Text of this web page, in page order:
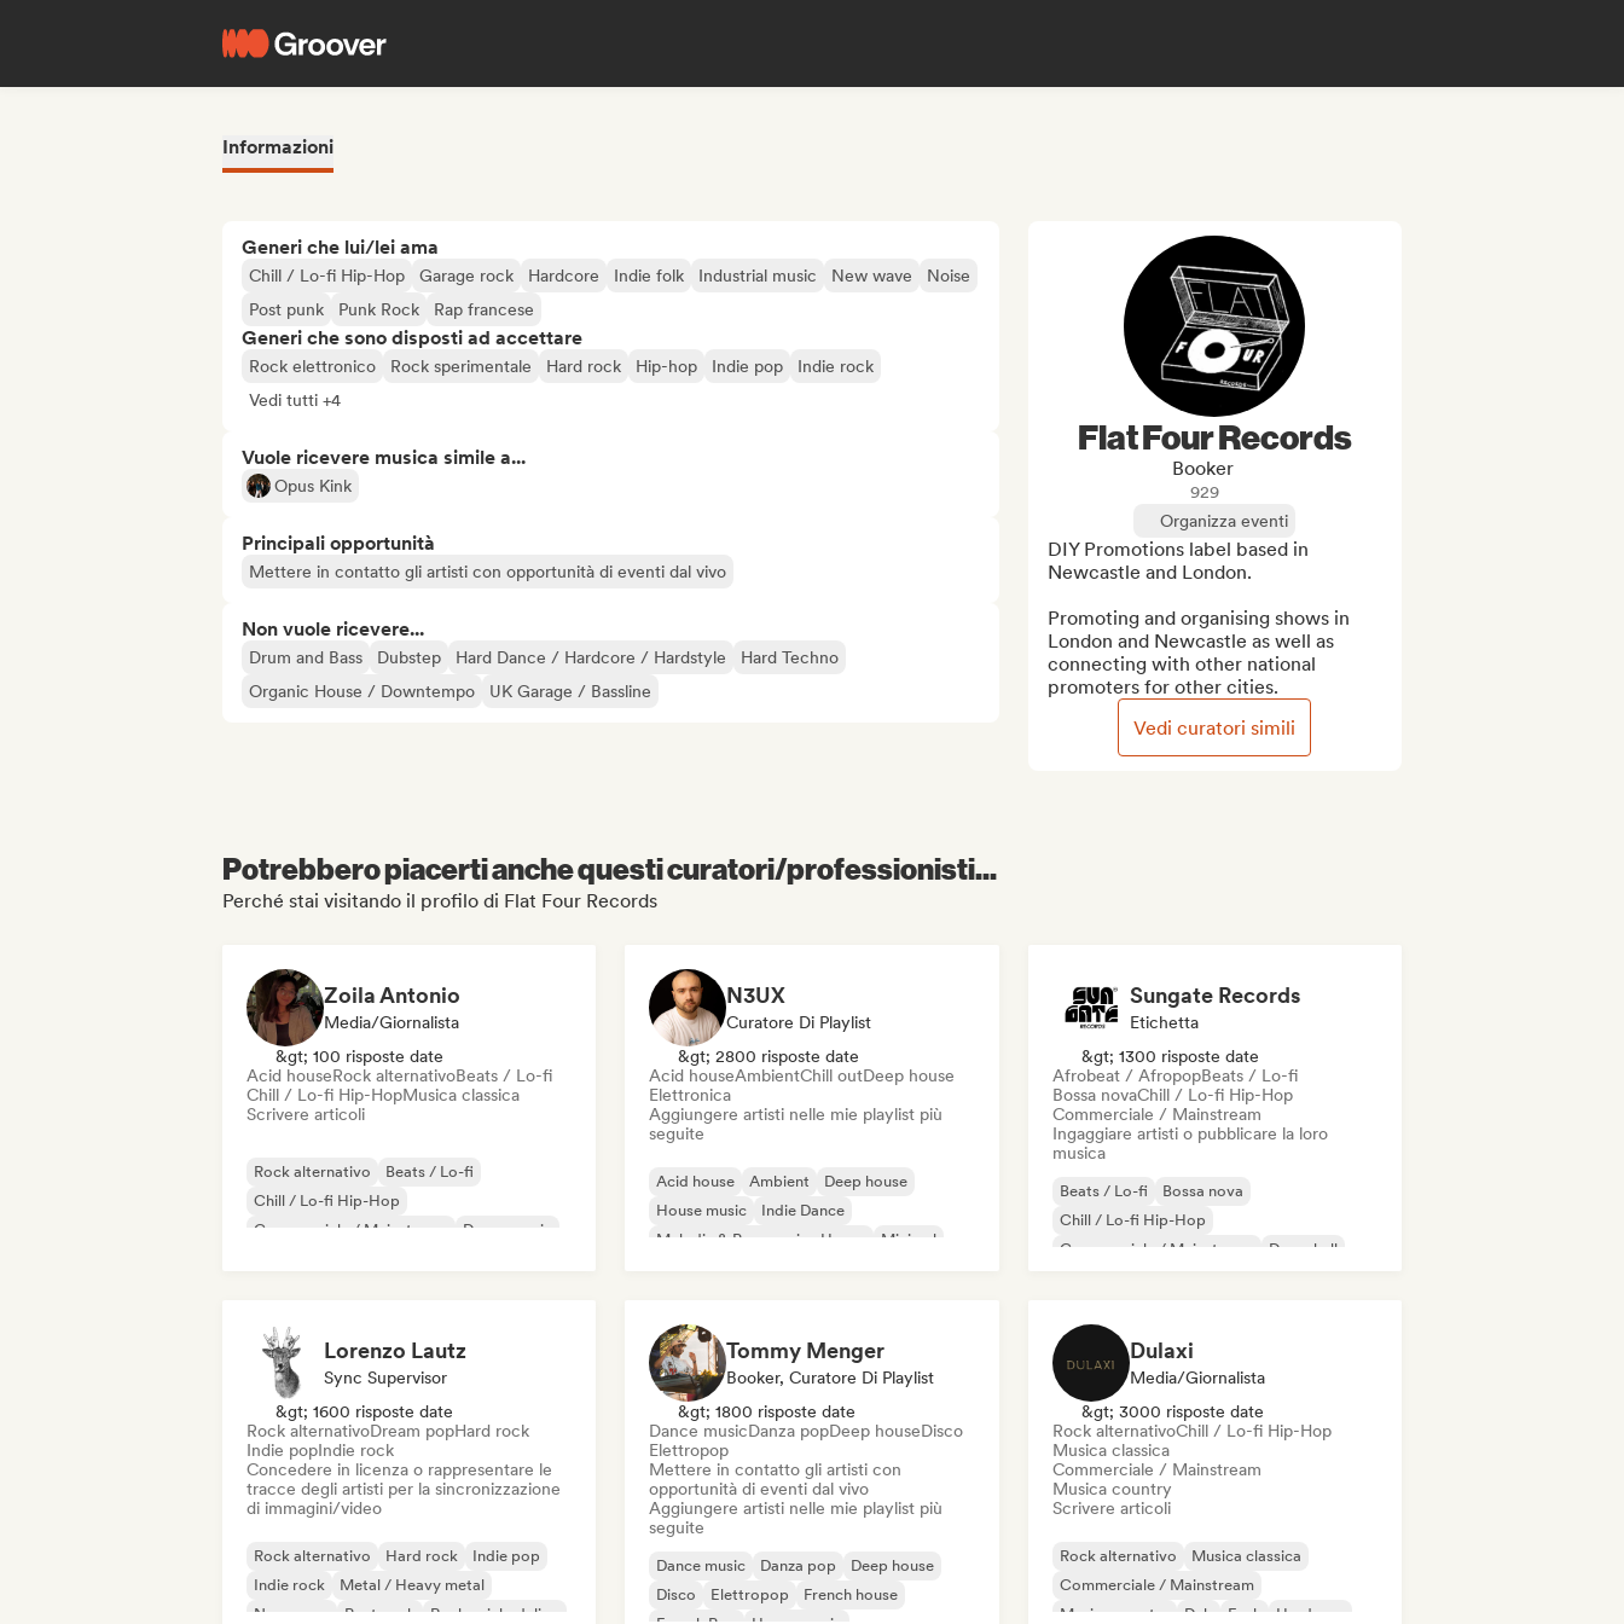
Informazioni
Generi che lui/lei ama
Chill / Lo-fi Hip-Hop Garage rock Hardcore Indie folk Industrial music New wave
Noise
Post punk
Punk Rock Rap francese
Generi che sono disposti ad accettare
Rock elettronico Rock sperimentale Hard rock Hip-hop Indie pop
Indie rock
Vedi tutti +4
Vuole ricevere musica simile a...
Opus Kink
Principali opportunità
Mettere in contatto gli artisti con opportunità di eventi dal vivo
Non vuole ricevere...
Drum and Bass Dubstep Hard Dance / Hardcore / Hardstyle
Hard Techno
Organic House / Downtempo
UK Garage / Bassline
Flat Four Records
Booker
929
Organizza eventi
DIY Promotions label based in
Newcastle and London.
Promoting and organising shows in
London and Newcastle as well as
connecting with other national
promoters for other cities.
Vedi curatori simili
Potrebbero piacerti anche questi curatori/professionisti...
Perché stai visitando il profilo di Flat Four Records
Zoila Antonio
Media/Giornalista
&gt; 100 risposte date
Acid houseRock alternativoBeats / Lo-fi
Chill / Lo-fi Hip-HopMusica classica
Scrivere articoli
Rock alternativo
Beats / Lo-fi
Chill / Lo-fi Hip-Hop
Commerciale / Mainstream
Dance music
N3UX
Curatore Di Playlist
&gt; 2800 risposte date
Acid houseAmbientChill outDeep house
Elettronica
Aggiungere artisti nelle mie playlist più
seguite
Acid house Ambient
Deep house
House music
Indie Dance
Melodic & Progressive House
Minimal
Sungate Records
Etichetta
&gt; 1300 risposte date
Afrobeat / AfropopBeats / Lo-fi
Bossa novaChill / Lo-fi Hip-Hop
Commerciale / Mainstream
Ingaggiare artisti o pubblicare la loro
musica
Beats / Lo-fi
Bossa nova
Chill / Lo-fi Hip-Hop
Commerciale / Mainstream
Dancehall
Lorenzo Lautz
Sync Supervisor
&gt; 1600 risposte date
Rock alternativoDream popHard rock
Indie popIndie rock
Concedere in licenza o rappresentare le
tracce degli artisti per la sincronizzazione
di immagini/video
Rock alternativo Hard rock
Indie pop
Indie rock
Metal / Heavy metal
New wave
Post punk Rock psichedelico
Tommy Menger
Booker, Curatore Di Playlist
&gt; 1800 risposte date
Dance musicDanza popDeep houseDisco
Elettropop
Mettere in contatto gli artisti con
opportunità di eventi dal vivo
Aggiungere artisti nelle mie playlist più
seguite
Dance music Danza pop
Deep house
Disco
Elettropop
French house
Dulaxi
Media/Giornalista
&gt; 3000 risposte date
Rock alternativoChill / Lo-fi Hip-Hop
Musica classica
Commerciale / Mainstream
Musica country
Scrivere articoli
Rock alternativo
Musica classica
Commerciale / Mainstream
Musica country
Dub Funk Hardcore